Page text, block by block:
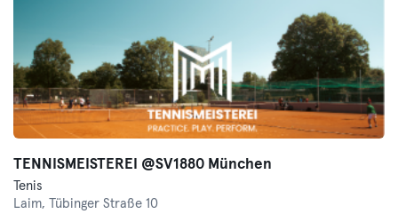
TENNISMEISTEREI @SV1880 München
Tenis
Laim,
Tübinger Straße 10